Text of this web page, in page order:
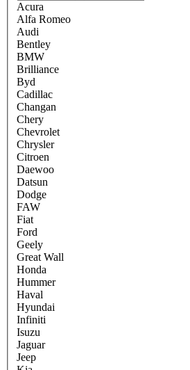
Acura
Alfa Romeo
Audi
Bentley
BMW
Brilliance
Byd
Cadillac
Changan
Chery
Chevrolet
Chrysler
Citroen
Daewoo
Datsun
Dodge
FAW
Fiat
Ford
Geely
Great Wall
Honda
Hummer
Haval
Hyundai
Infiniti
Isuzu
Jaguar
Jeep